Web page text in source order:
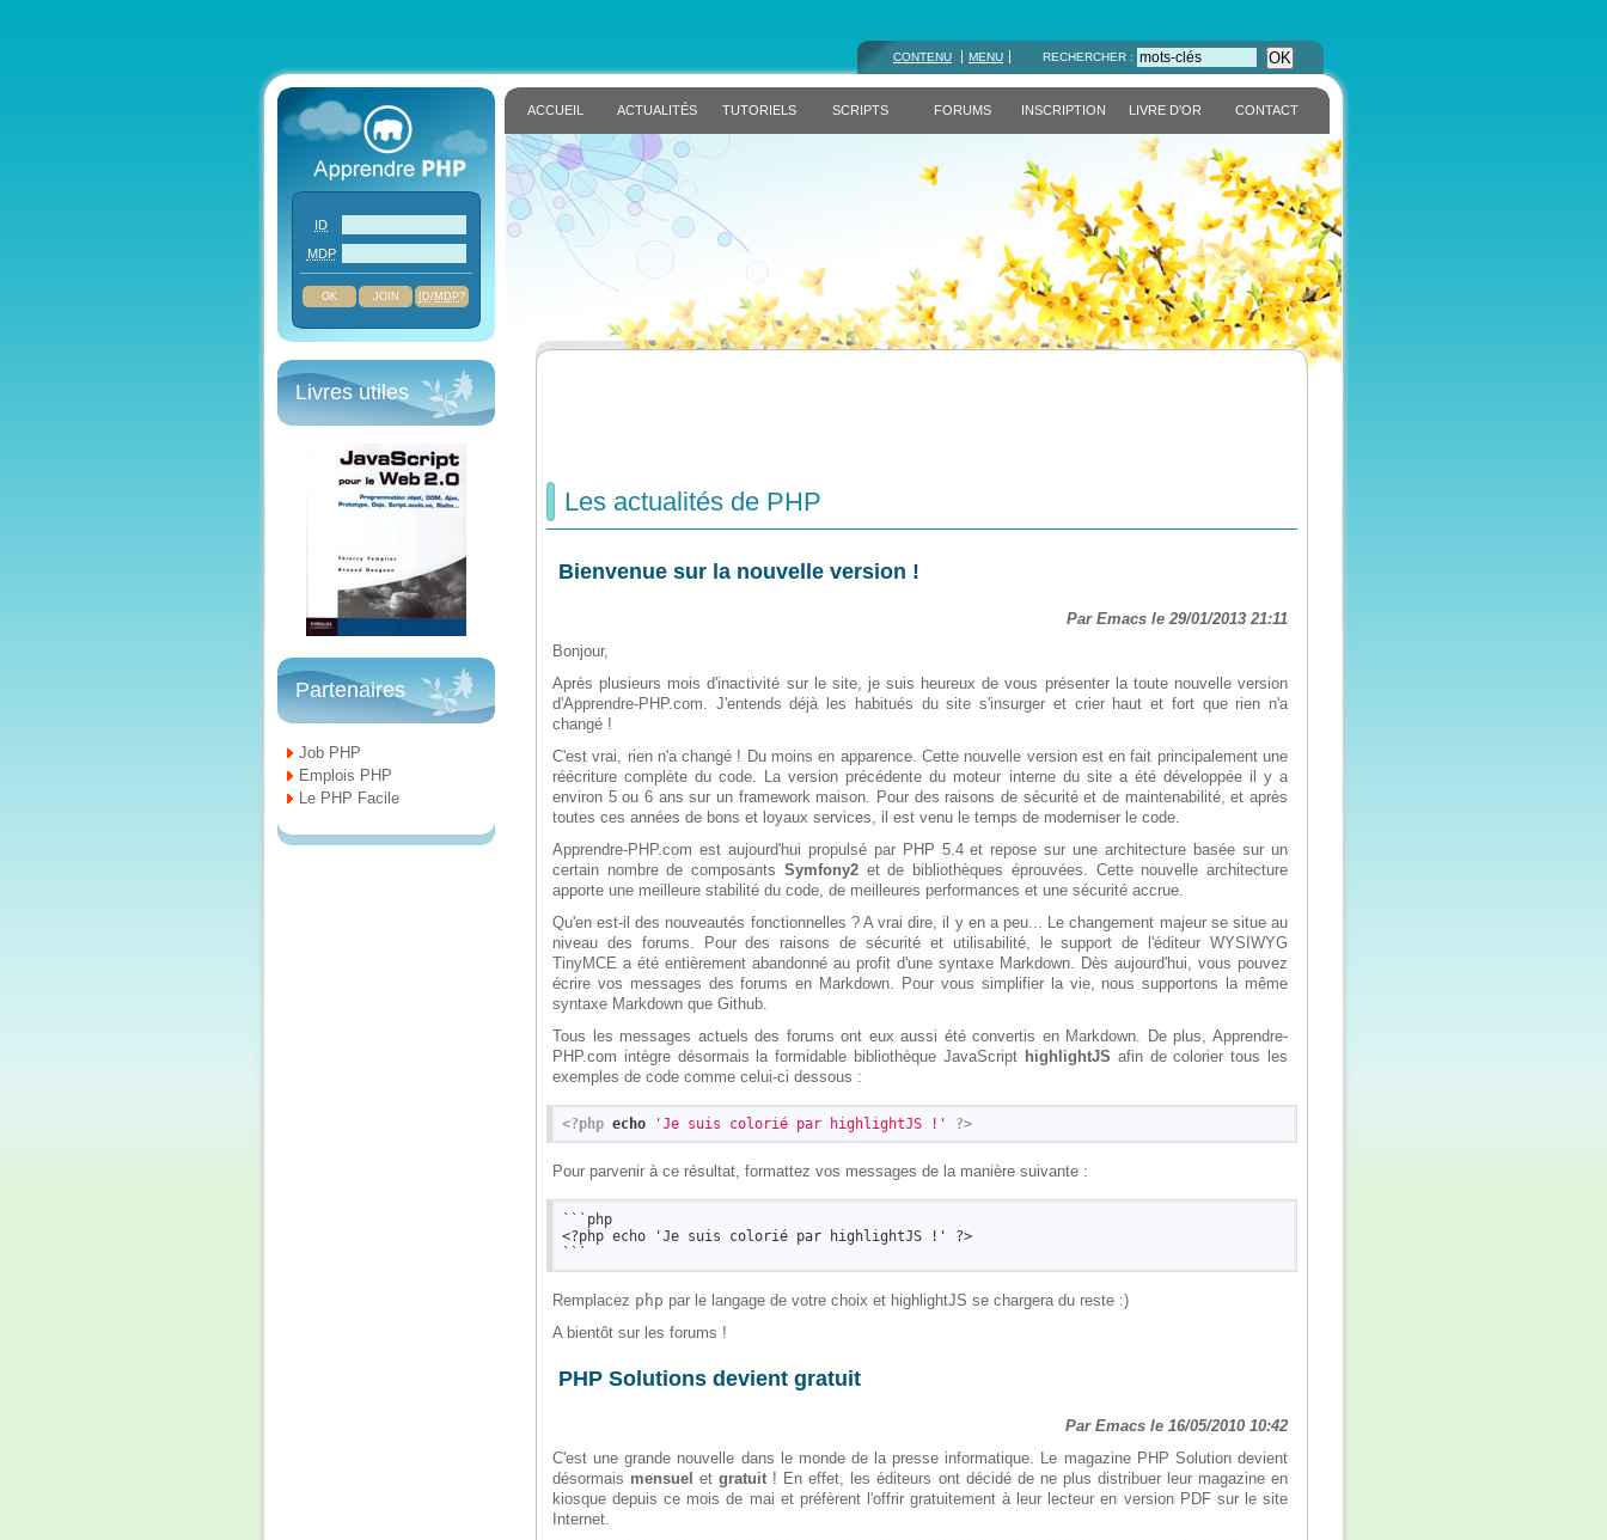
CONTENU MENU RECHERCHER : OK
ACCUEIL ACTUALITÉS TUTORIELS SCRIPTS FORUMS INSCRIPTION LIVRE D'OR CONTACT
Les actualités de PHP
Bienvenue sur la nouvelle version !
Par Emacs le 29/01/2013 21:11
Bonjour,
Après plusieurs mois d'inactivité sur le site, je suis heureux de vous présenter la toute nouvelle version
d'Apprendre-PHP.com. J'entends déjà les habitués du site s'insurger et crier haut et fort que rien n'a
changé !
C'est vrai, rien n'a changé ! Du moins en apparence. Cette nouvelle version est en fait principalement une
réécriture complète du code. La version précédente du moteur interne du site a été développée il y a
environ 5 ou 6 ans sur un framework maison. Pour des raisons de sécurité et de maintenabilité, et après
toutes ces années de bons et loyaux services, il est venu le temps de moderniser le code.
Apprendre-PHP.com est aujourd'hui propulsé par PHP 5.4 et repose sur une architecture basée sur un
certain nombre de composants Symfony2et de bibliothèques éprouvées. Cette nouvelle architecture
apporte une meilleure stabilité du code, de meilleures performances et une sécurité accrue.
Qu'en est-il des nouveautés fonctionnelles ? A vrai dire, il y en a peu... Le changement majeur se situe au
niveau des forums. Pour des raisons de sécurité et utilisabilité, le support de l'éditeur WYSIWYG
TinyMCE a été entièrement abandonné au profit d'une syntaxe Markdown. Dès aujourd'hui, vous pouvez
écrire vos messages des forums en Markdown. Pour vous simplifier la vie, nous supportons la même
syntaxe Markdown que Github.
Tous les messages actuels des forums ont eux aussi été convertis en Markdown. De plus, Apprendre-
PHP.com intègre désormais la formidable bibliothèque JavaScript highlightJS afin de colorier tous les
exemples de code comme celui-ci dessous :
<?php echo 'Je suis colorié par highlightJS !' ?>
Pour parvenir à ce résultat, formattez vos messages de la manière suivante :
```php
<?php echo 'Je suis colorié par highlightJS !' ?>
Remplacez php par le langage de votre choix et highlightJS se chargera du reste :)
A bientôt sur les forums !
PHP Solutions devient gratuit
Par Emacs le 16/05/2010 10:42
C'est une grande nouvelle dans le monde de la presse informatique. Le magazine PHP Solution devient
désormais mensuel etgratuit ! En effet, les éditeurs ont décidé de ne plus distribuer leur magazine en
kiosque depuis ce mois de mai et préfèrent l'offrir gratuitement à leur lecteur en version PDF sur le site
Internet.
ID
MDP
JOIN ID/MDP?
Livres utiles
Partenaires
Job PHP
Emplois PHP
Le PHP Facile